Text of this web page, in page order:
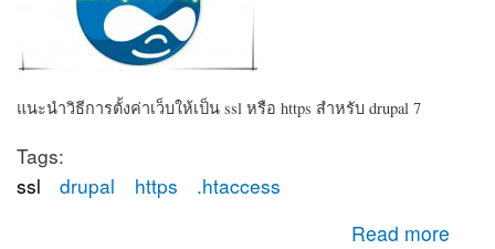
แนะนำวิธีการตั้งค่าเว็บให้เป็น ssl หรือ https สำหรับ drupal 7
Tags:
ssl
drupal https
.htaccess
Read more